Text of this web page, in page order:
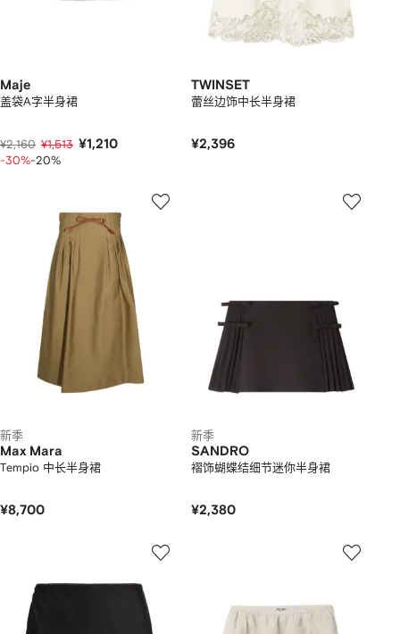
Maje
盖袋A字半身裙
¥2,160 ¥1,513 ¥1,210
-30%-20%
TWINSET
蕾丝边饰中长半身裙
¥2,396
新季
Max Mara
Tempio 中长半身裙
¥8,700
新季
SANDRO
褶饰蝴蝶结细节迷你半身裙
¥2,380